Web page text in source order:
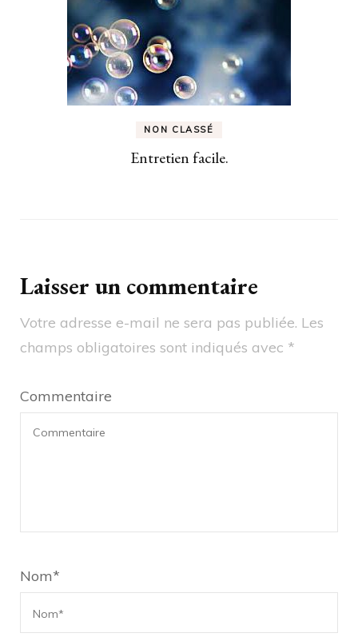
NON CLASSÉ
Entretien facile.
Laisser un commentaire
Votre adresse e-mail ne sera pas publiée. Les
champs obligatoires sont indiqués avec *
Commentaire
Nom*